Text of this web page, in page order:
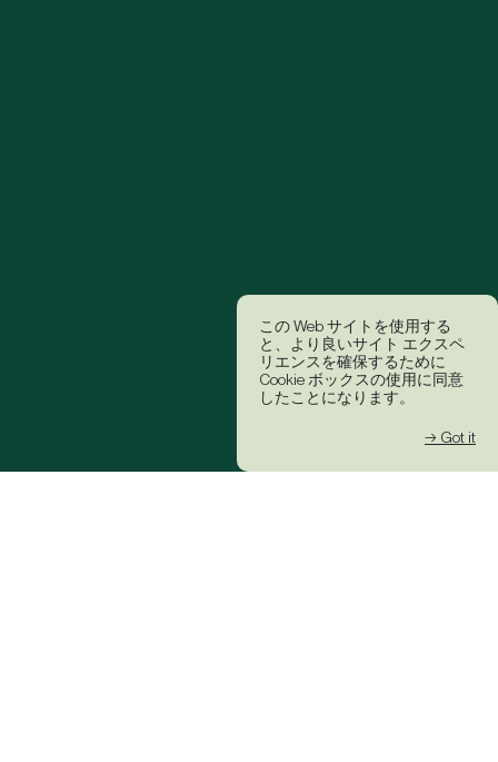
この Web サイトを使用する
と、より良いサイト エクスペ
リエンスを確保するために
Cookie ボックスの使用に同意
したことになります。
→ Got it